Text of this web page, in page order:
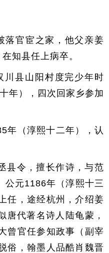
落官宦之家，他父亲姜
知县任上病卒。
川县山阳村度完少年时
年），四次回家乡参加
年（淳熙十二年），认
县令，擅长作诗，与范
公元1186年（淳熙十三
任，途经杭州，介绍姜
唐代著名诗人陆龟蒙，
曾官任参知政事（副宰
俗，翰墨人品酷肖魏晋